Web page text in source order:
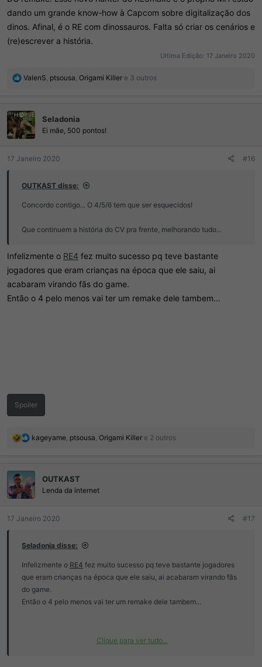
dando um grande know-how à Capcom sobre digitalização dos
dinos. Afinal, é o RE com dinossauros. Falta só criar os cenários e
(re)escrever a história.
Ultima Edição: 17 Janeiro 2020
R
ç
õ
e
s
ValenS, ptsousa, Origami Killer e 3 outros
Seladonia
Ei mãe, 500 pontos!
17 Janeiro 2020 #16
OUTKAST disse:
Concordo contigo... O 4/5/6 tem que ser esquecidos!
Que continuem a história do CV pra frente, melhorando tudo...
Infelizmente o RE4 fez muito sucesso pq teve bastante
jogadores que eram crianças na época que ele saiu, ai
acabaram virando fãs do game.
Então o 4 pelo menos vai ter um remake dele tambem...
Spoiler
R
ç
õ
e
s
kageyame, ptsousa, Origami Killer e 2 outros
OUTKAST
Lenda da internet
17 Janeiro 2020 #17
Seladonia disse:
Infelizmente o RE4 fez muito sucesso pq teve bastante jogadores
que eram crianças na época que ele saiu, ai acabaram virando fãs
do game.
Então o 4 pelo menos vai ter um remake dele tambem...
Clique para ver tudo...